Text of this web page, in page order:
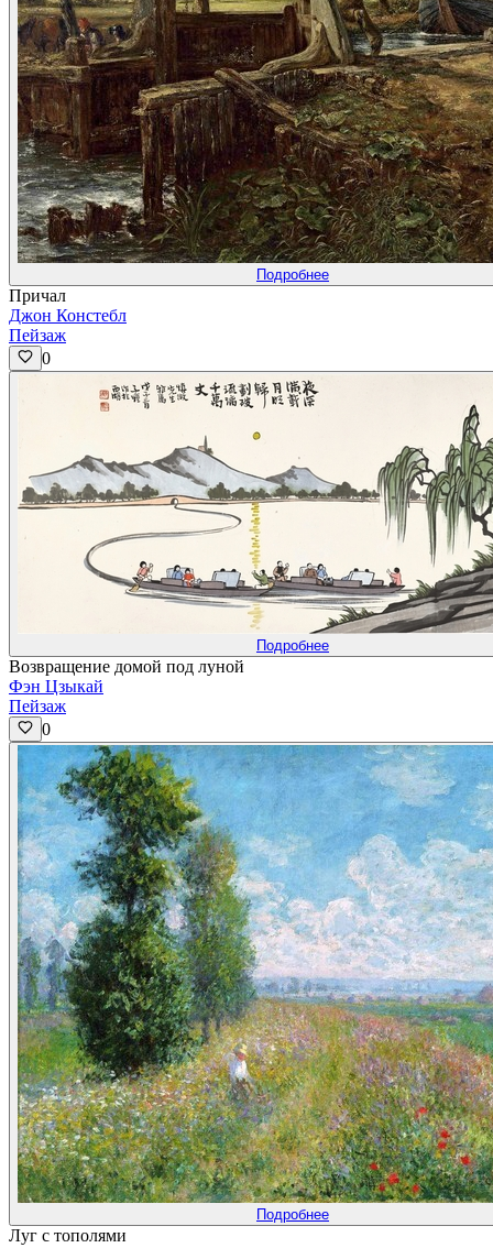
Подробнее
Причал
Джон Констебл
Пейзаж
0
Подробнее
Возвращение домой под луной
Фэн Цзыкай
Пейзаж
0
Подробнее
Луг с тополями